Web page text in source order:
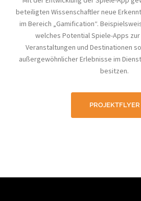
beteiligten Wissenschaftler neue
im Bereich „Gamification“.
welches Potential Spiele-Apps
Veranstaltungen und Destinationen
außergewöhnlicher Erlebnisse im
besitzen.
PROJEKTFLYER